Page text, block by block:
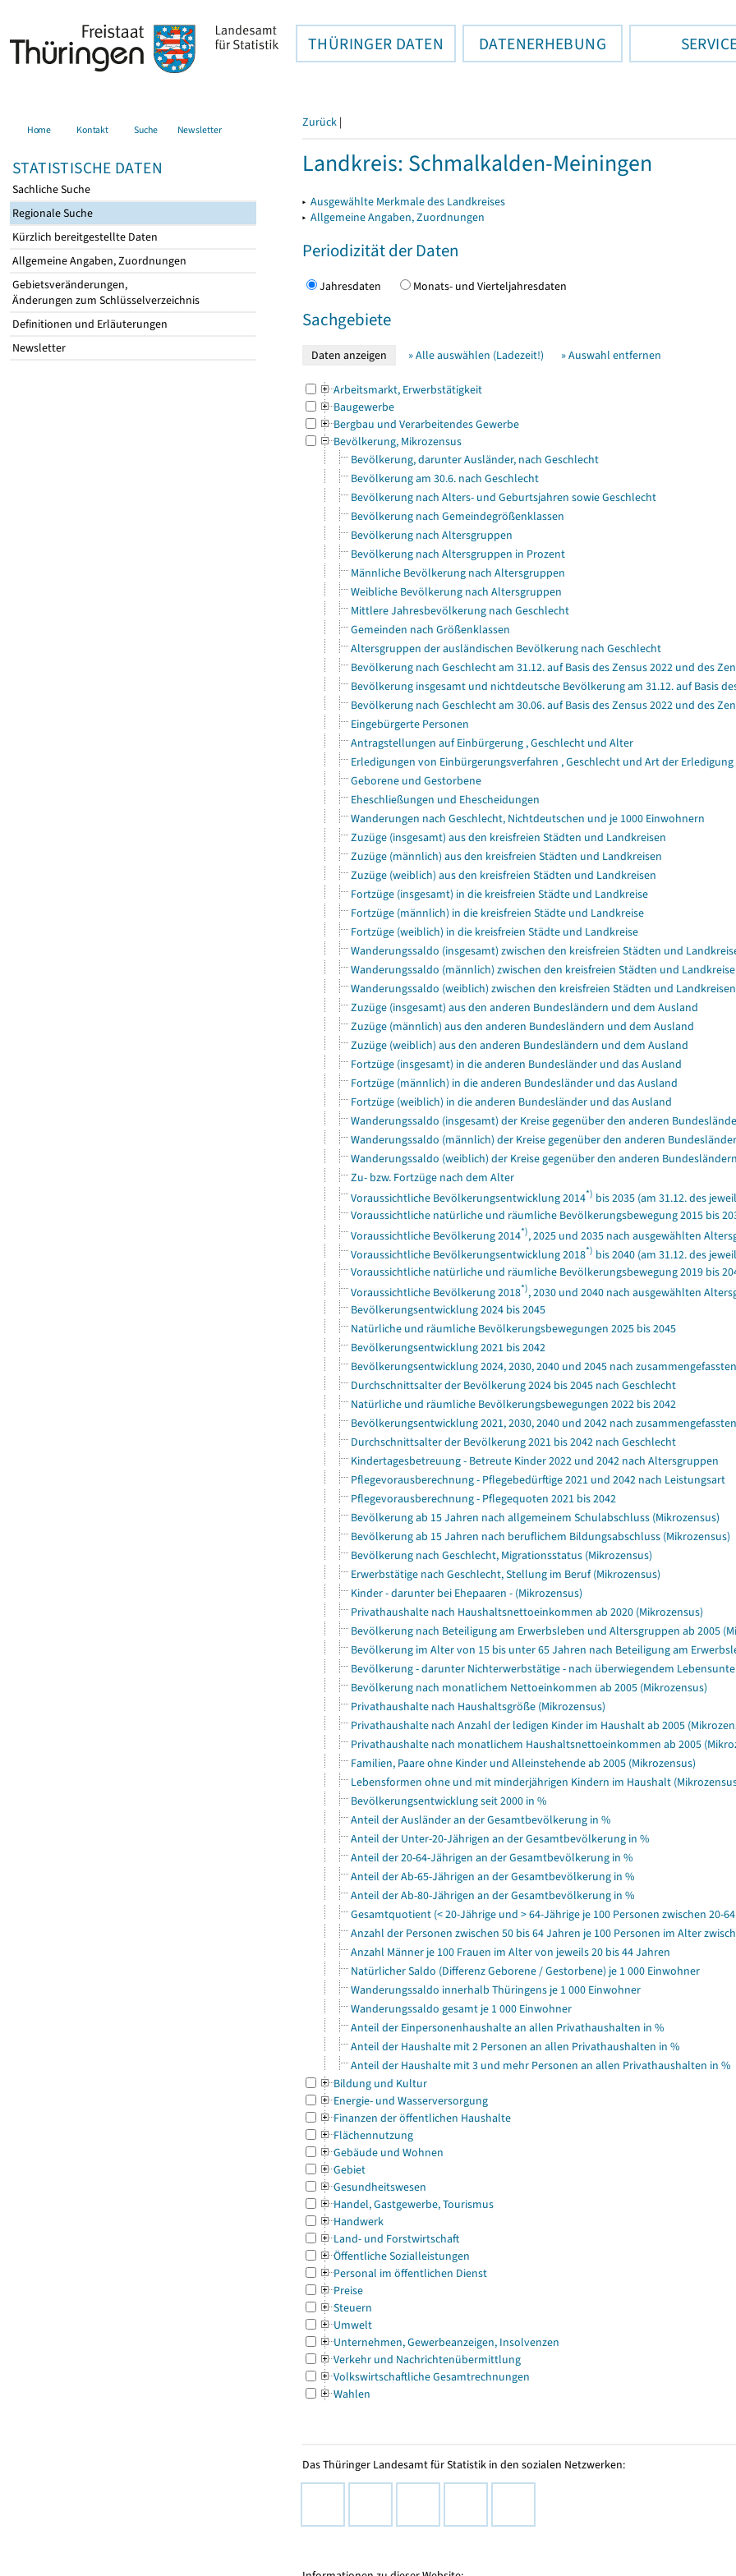
THÜRINGER DATEN DATENERHEBUNG
Home Kontakt Suche Newsletter
STATISTISCHE DATEN
Sachliche Suche
Regionale Suche
Kürzlich bereitgestellte Daten
Allgemeine Angaben, Zuordnungen
Gebietsveränderungen,
Änderungen zum Schlüsselverzeichnis
Definitionen und Erläuterungen
Newsletter
Zurück |
Landkreis: Schmalkalden-Meiningen
▸ Ausgewählte Merkmale des Landkreises
▸ Allgemeine Angaben, Zuordnungen
Periodizität der Daten
Jahresdaten Monats- und Vierteljahresdaten
Sachgebiete
» Alle auswählen (Ladezeit!) » Auswahl entfernen
Arbeitsmarkt, Erwerbstätigkeit
Baugewerbe
Bergbau und Verarbeitendes Gewerbe
Bevölkerung, Mikrozensus
Bevölkerung, darunter Ausländer, nach Geschlecht
Bevölkerung am 30.6. nach Geschlecht
Bevölkerung nach Alters- und Geburtsjahren sowie Geschlecht
Bevölkerung nach Gemeindegrößenklassen
Bevölkerung nach Altersgruppen
Bevölkerung nach Altersgruppen in Prozent
Männliche Bevölkerung nach Altersgruppen
Weibliche Bevölkerung nach Altersgruppen
Mittlere Jahresbevölkerung nach Geschlecht
Gemeinden nach Größenklassen
Altersgruppen der ausländischen Bevölkerung nach Geschlecht
Bevölkerung nach Geschlecht am 31.12. auf Basis des Zensus 2022 und des
Bevölkerung insgesamt und nichtdeutsche Bevölkerung am 31.12. auf Basis
Bevölkerung nach Geschlecht am 30.06. auf Basis des Zensus 2022 und des
Eingebürgerte Personen
Antragstellungen auf Einbürgerung , Geschlecht und Alter
Erledigungen von Einbürgerungsverfahren , Geschlecht und Art der Erledigung
Geborene und Gestorbene
Eheschließungen und Ehescheidungen
Wanderungen nach Geschlecht, Nichtdeutschen und je 1000 Einwohnern
Zuzüge (insgesamt) aus den kreisfreien Städten und Landkreisen
Zuzüge (männlich) aus den kreisfreien Städten und Landkreisen
Zuzüge (weiblich) aus den kreisfreien Städten und Landkreisen
Fortzüge (insgesamt) in die kreisfreien Städte und Landkreise
Fortzüge (männlich) in die kreisfreien Städte und Landkreise
Fortzüge (weiblich) in die kreisfreien Städte und Landkreise
Wanderungssaldo (insgesamt) zwischen den kreisfreien Städten und
Wanderungssaldo (männlich) zwischen den kreisfreien Städten und
Wanderungssaldo (weiblich) zwischen den kreisfreien Städten und Landkreisen
Zuzüge (insgesamt) aus den anderen Bundesländern und dem Ausland
Zuzüge (männlich) aus den anderen Bundesländern und dem Ausland
Zuzüge (weiblich) aus den anderen Bundesländern und dem Ausland
Fortzüge (insgesamt) in die anderen Bundesländer und das Ausland
Fortzüge (männlich) in die anderen Bundesländer und das Ausland
Fortzüge (weiblich) in die anderen Bundesländer und das Ausland
Wanderungssaldo (insgesamt) der Kreise gegenüber den anderen
Wanderungssaldo (männlich) der Kreise gegenüber den anderen
Wanderungssaldo (weiblich) der Kreise gegenüber den anderen
Zu- bzw. Fortzüge nach dem Alter
Voraussichtliche Bevölkerungsentwicklung 2014*) bis 2035 (am 31.12. des
Voraussichtliche natürliche und räumliche Bevölkerungsbewegung 2015 bis
Voraussichtliche Bevölkerung 2014*), 2025 und 2035 nach ausgewählten
Voraussichtliche Bevölkerungsentwicklung 2018*) bis 2040 (am 31.12. des
Voraussichtliche natürliche und räumliche Bevölkerungsbewegung 2019 bis
Voraussichtliche Bevölkerung 2018*), 2030 und 2040 nach ausgewählten
Bevölkerungsentwicklung 2024 bis 2045
Natürliche und räumliche Bevölkerungsbewegungen 2025 bis 2045
Bevölkerungsentwicklung 2021 bis 2042
Bevölkerungsentwicklung 2024, 2030, 2040 und 2045 nach
Durchschnittsalter der Bevölkerung 2024 bis 2045 nach Geschlecht
Natürliche und räumliche Bevölkerungsbewegungen 2022 bis 2042
Bevölkerungsentwicklung 2021, 2030, 2040 und 2042 nach
Durchschnittsalter der Bevölkerung 2021 bis 2042 nach Geschlecht
Kindertagesbetreuung - Betreute Kinder 2022 und 2042 nach Altersgruppen
Pflegevorausberechnung - Pflegebedürftige 2021 und 2042 nach Leistungsart
Pflegevorausberechnung - Pflegequoten 2021 bis 2042
Bevölkerung ab 15 Jahren nach allgemeinem Schulabschluss (Mikrozensus)
Bevölkerung ab 15 Jahren nach beruflichem Bildungsabschluss (Mikrozensus)
Bevölkerung nach Geschlecht, Migrationsstatus (Mikrozensus)
Erwerbstätige nach Geschlecht, Stellung im Beruf (Mikrozensus)
Kinder - darunter bei Ehepaaren - (Mikrozensus)
Privathaushalte nach Haushaltsnettoeinkommen ab 2020 (Mikrozensus)
Bevölkerung nach Beteiligung am Erwerbsleben und Altersgruppen ab 2005
Bevölkerung im Alter von 15 bis unter 65 Jahren nach Beteiligung am
Bevölkerung - darunter Nichterwerbstätige - nach überwiegendem
Bevölkerung nach monatlichem Nettoeinkommen ab 2005 (Mikrozensus)
Privathaushalte nach Haushaltsgröße (Mikrozensus)
Privathaushalte nach Anzahl der ledigen Kinder im Haushalt ab 2005
Privathaushalte nach monatlichem Haushaltsnettoeinkommen ab 2005
Familien, Paare ohne Kinder und Alleinstehende ab 2005 (Mikrozensus)
Lebensformen ohne und mit minderjährigen Kindern im Haushalt
Bevölkerungsentwicklung seit 2000 in %
Anteil der Ausländer an der Gesamtbevölkerung in %
Anteil der Unter-20-Jährigen an der Gesamtbevölkerung in %
Anteil der 20-64-Jährigen an der Gesamtbevölkerung in %
Anteil der Ab-65-Jährigen an der Gesamtbevölkerung in %
Anteil der Ab-80-Jährigen an der Gesamtbevölkerung in %
Gesamtquotient (< 20-Jährige und > 64-Jährige je 100 Personen zwischen 20-
Anzahl der Personen zwischen 50 bis 64 Jahren je 100 Personen im Alter
Anzahl Männer je 100 Frauen im Alter von jeweils 20 bis 44 Jahren
Natürlicher Saldo (Differenz Geborene / Gestorbene) je 1 000 Einwohner
Wanderungssaldo innerhalb Thüringens je 1 000 Einwohner
Wanderungssaldo gesamt je 1 000 Einwohner
Anteil der Einpersonenhaushalte an allen Privathaushalten in %
Anteil der Haushalte mit 2 Personen an allen Privathaushalten in %
Anteil der Haushalte mit 3 und mehr Personen an allen Privathaushalten in %
Bildung und Kultur
Energie- und Wasserversorgung
Finanzen der öffentlichen Haushalte
Flächennutzung
Gebäude und Wohnen
Gebiet
Gesundheitswesen
Handel, Gastgewerbe, Tourismus
Handwerk
Land- und Forstwirtschaft
Öffentliche Sozialleistungen
Personal im öffentlichen Dienst
Preise
Steuern
Umwelt
Unternehmen, Gewerbeanzeigen, Insolvenzen
Verkehr und Nachrichtenübermittlung
Volkswirtschaftliche Gesamtrechnungen
Wahlen
Das Thüringer Landesamt für Statistik in den sozialen Netzwerken: